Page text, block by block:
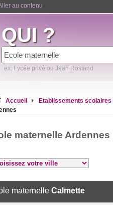
au contenu
QUI ?
ex: Lycée privé ou Jean Rostand
Accueil Etablissements scolaires
maternelle Ardennes
maternelle Calmette